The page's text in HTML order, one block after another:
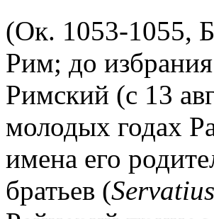
(Ок. 1053-1055,
Рим; до
Римский (с 13
молодых годах
имена его
братьев (